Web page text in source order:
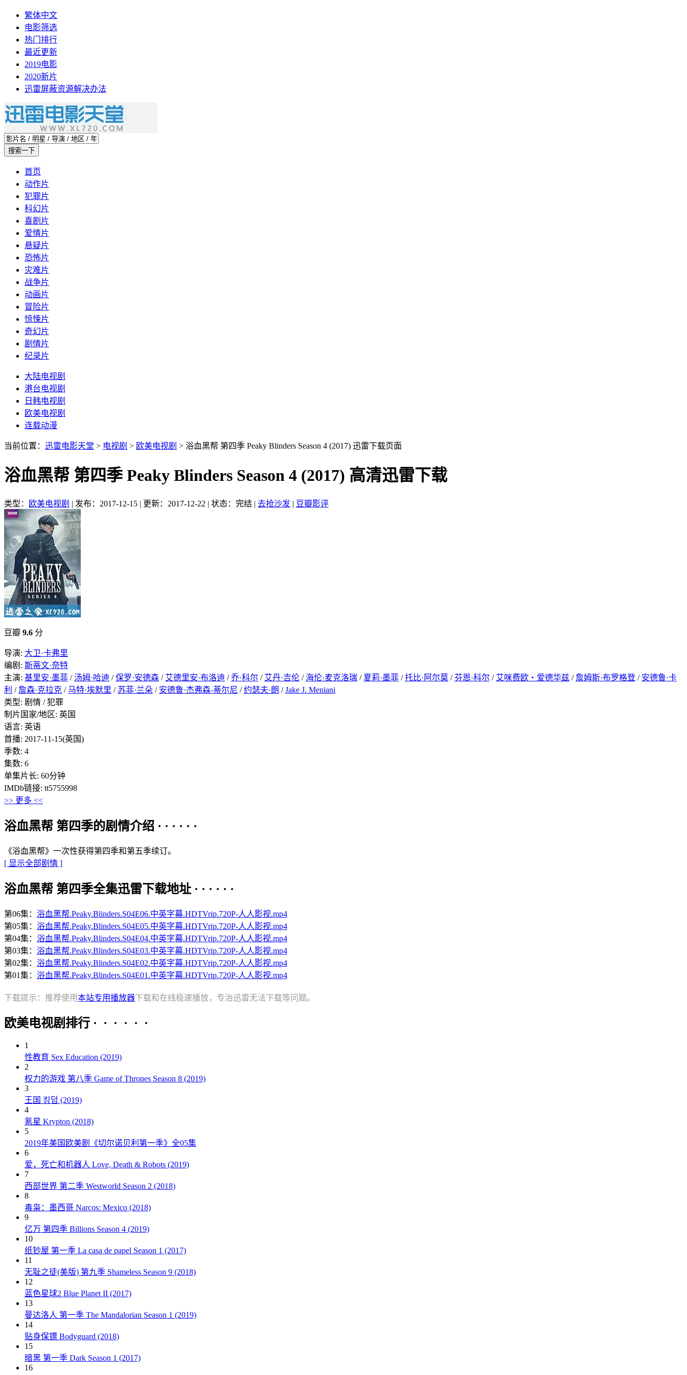
繁体中文
电影筛选
热门排行
最近更新
2019电影
2020新片
迅雷屏蔽资源解决办法
首页
动作片
犯罪片
科幻片
喜剧片
爱情片
悬疑片
恐怖片
灾难片
战争片
动画片
冒险片
惊悚片
奇幻片
剧情片
纪录片
大陆电视剧
港台电视剧
日韩电视剧
欧美电视剧
连载动漫
当前位置： 迅雷电影天堂 > 电视剧 > 欧美电视剧 > 浴血黑帮 第四季 Peaky Blinders Season 4 (2017) 迅雷下载页面
浴血黑帮 第四季 Peaky Blinders Season 4 (2017) 高清迅雷下载
类型： 欧美电视剧 | 发布：2017-12-15 | 更新：2017-12-22 | 状态：完结 | 去抢沙发 | 豆瓣影评
豆瓣 9.6 分
导演: 大卫·卡弗里
编剧: 斯蒂文·奈特
主演: 基里安·墨菲 / 汤姆·哈迪 /保罗·安德森 / 艾德里安·布洛迪 /乔·科尔 / 艾丹·吉伦 / 海伦·麦克洛瑞 / 夏莉·墨菲 /托比·阿尔莫 /芬恩·科尔 / 艾咪费欧‧爱德华兹 /詹姆斯·布罗格登 / 安德鲁·卡
利 /詹森·克拉克 / 马特·埃默里 / 苏菲·兰朵 / 安德鲁·杰弗森-蒂尔尼 /约瑟夫·朗 /Jake J. Meniani
类型: 剧情 / 犯罪
制片国家/地区: 英国
语言: 英语
首播: 2017-11-15(英国)
季数: 4
集数: 6
单集片长: 60分钟
IMDb链接: tt5755998
>> 更多 <<
浴血黑帮 第四季的剧情介绍 · · · · · ·
《浴血黑帮》一次性获得第四季和第五季续订。
[ 显示全部剧情 ]
浴血黑帮 第四季全集迅雷下载地址 · · · · · ·
第06集： 浴血黑帮.Peaky.Blinders.S04E06.中英字幕.HDTVrip.720P-人人影视.mp4
第05集： 浴血黑帮.Peaky.Blinders.S04E05.中英字幕.HDTVrip.720P-人人影视.mp4
第04集： 浴血黑帮.Peaky.Blinders.S04E04.中英字幕.HDTVrip.720P-人人影视.mp4
第03集： 浴血黑帮.Peaky.Blinders.S04E03.中英字幕.HDTVrip.720P-人人影视.mp4
第02集： 浴血黑帮.Peaky.Blinders.S04E02.中英字幕.HDTVrip.720P-人人影视.mp4
第01集： 浴血黑帮.Peaky.Blinders.S04E01.中英字幕.HDTVrip.720P-人人影视.mp4
下载提示：推荐使用本站专用播放器下载和在线极速播放，专治迅雷无法下载等问题。
欧美电视剧排行 · · · · · ·
1
性教育 Sex Education (2019)
2
权力的游戏 第八季 Game of Thrones Season 8 (2019)
3
王国 킹덤 (2019)
4
氪星 Krypton (2018)
5
2019年美国欧美剧《切尔诺贝利第一季》全05集
6
爱，死亡和机器人 Love, Death & Robots (2019)
7
西部世界 第二季 Westworld Season 2 (2018)
8
毒枭：墨西哥 Narcos: Mexico (2018)
9
亿万 第四季 Billions Season 4 (2019)
10
纸钞屋 第一季 La casa de papel Season 1 (2017)
11
无耻之徒(美版) 第九季 Shameless Season 9 (2018)
12
蓝色星球2 Blue Planet II (2017)
13
曼达洛人 第一季 The Mandalorian Season 1 (2019)
14
贴身保镖 Bodyguard (2018)
15
暗黑 第一季 Dark Season 1 (2017)
16